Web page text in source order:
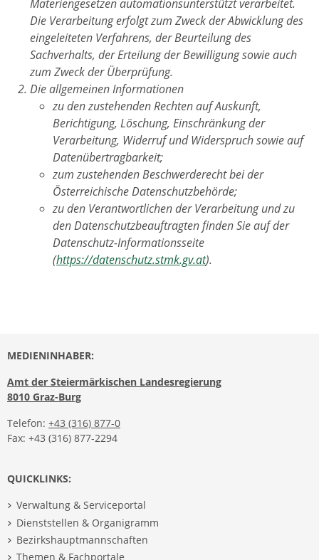
Materiengesetzen automationsunterstützt verarbeitet.
Die Verarbeitung erfolgt zum Zweck der Abwicklung des
eingeleiteten Verfahrens, der Beurteilung des
Sachverhalts, der Erteilung der Bewilligung sowie auch
zum Zweck der Überprüfung.
Die allgemeinen Informationen
zu den zustehenden Rechten auf Auskunft,
Berichtigung, Löschung, Einschränkung der
Verarbeitung, Widerruf und Widerspruch sowie auf
Datenübertragbarkeit;
zum zustehenden Beschwerderecht bei der
Österreichische Datenschutzbehörde;
zu den Verantwortlichen der Verarbeitung und zu
den Datenschutzbeauftragten finden Sie auf der
Datenschutz-Informationsseite
(https://datenschutz.stmk.gv.at).
MEDIENINHABER:
Amt der Steiermärkischen Landesregierung
8010 Graz-Burg
Telefon: +43 (316) 877-0
Fax: +43 (316) 877-2294
QUICKLINKS:
Verwaltung & Serviceportal
Dienststellen & Organigramm
Bezirkshauptmannschaften
Themen & Fachportale